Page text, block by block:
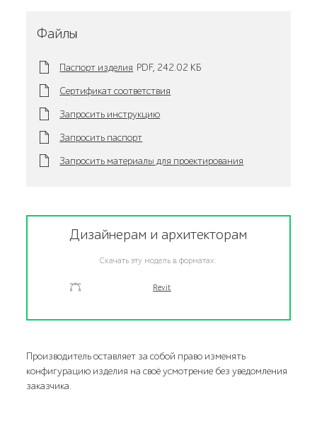
Файлы
Паспорт изделия PDF, 242.02 KБ
Сертификат соответствия
Запросить инструкцию
Запросить паспорт
Запросить материалы для проектирования
Дизайнерам и архитекторам
Скачать эту модель в форматах:
Revit
Производитель оставляет за собой право изменять
конфигурацию изделия на своё усмотрение без уведомления
заказчика.